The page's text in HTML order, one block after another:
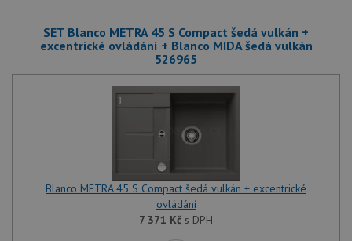
SET Blanco METRA 45 S Compact šedá vulkán +
excentrické ovládání + Blanco MIDA šedá vulkán
526965
Blanco METRA 45 S Compact šedá vulkán + excentrické
ovládání
7 371 Kč s DPH